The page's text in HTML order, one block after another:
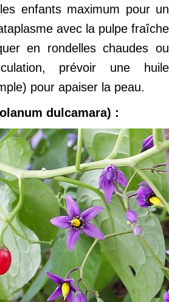
enfants maximum pour un
avec la pulpe fraîche
en rondelles chaudes ou
prévoir une huile
pour apaiser la peau.
dulcamara) :